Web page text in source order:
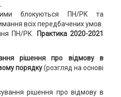
блокуються ПН/РК та
всіх передбачених умов.
ПН/РК.
Практика 2020-2021
рішення про відмову в
порядку(розгляд на основі
рішення про відмову в